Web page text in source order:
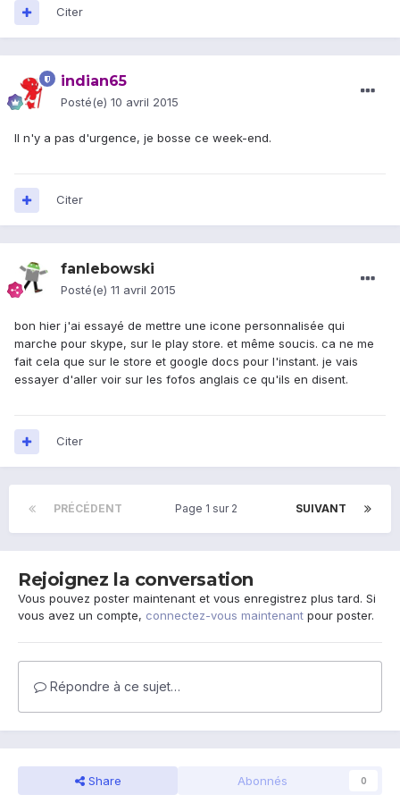
Citer
indian65
Posté(e) 10 avril 2015
Il n'y a pas d'urgence, je bosse ce week-end.
Citer
fanlebowski
Posté(e) 11 avril 2015
bon hier j'ai essayé de mettre une icone personnalisée qui
marche pour skype, sur le play store. et même soucis. ca ne me
fait cela que sur le store et google docs pour l'instant. je vais
essayer d'aller voir sur les fofos anglais ce qu'ils en disent.
Citer
PRÉCÉDENT SUIVANT
Page 1 sur 2
Rejoignez la conversation
Vous pouvez poster maintenant et vous enregistrez plus tard. Si
vous avez un compte, connectez-vous maintenant pour poster.
Répondre à ce sujet…
Share Abonnés 0